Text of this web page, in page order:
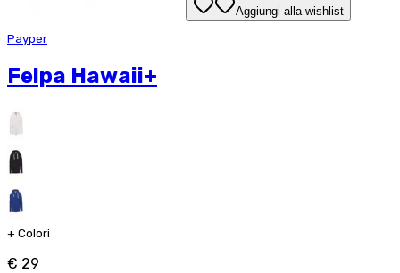
Aggiungi alla wishlist
Payper
Felpa Hawaii+
+ Colori
€ 29